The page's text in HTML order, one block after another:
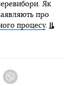
Як
про
процесу.